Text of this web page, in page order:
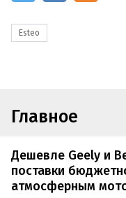
Esteo
Главное
Дешевле Geely и
поставки
атмосферным